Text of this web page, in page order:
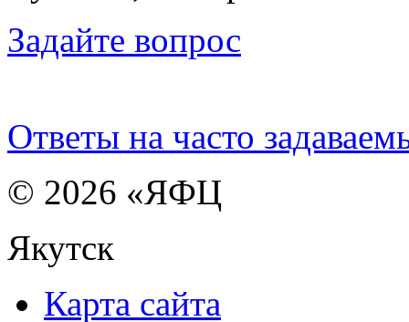
Задайте вопрос
Ответы на часто
© 2026 «ЯФЦ
Якутск
Карта сайта